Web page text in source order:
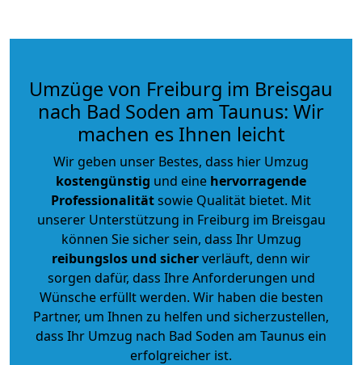
Umzüge von Freiburg im Breisgau
nach Bad Soden am Taunus: Wir
machen es Ihnen leicht
Wir geben unser Bestes, dass hier Umzug
kostengünstig und eine hervorragende
Professionalitätsowie Qualität bietet. Mit
unserer Unterstützung in Freiburg im Breisgau
können Sie sicher sein, dass Ihr Umzug
reibungslos und sicherverläuft, denn wir
sorgen dafür, dass Ihre Anforderungen und
Wünsche erfüllt werden. Wir haben die besten
Partner, um Ihnen zu helfen und sicherzustellen,
dass Ihr Umzug nach Bad Soden am Taunus ein
erfolgreicher ist.